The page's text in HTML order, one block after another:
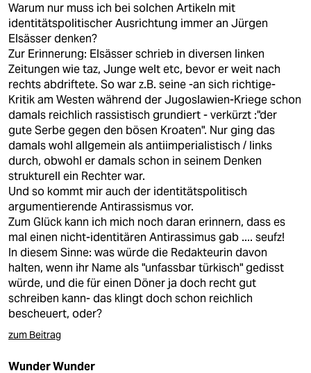
Warum nur muss ich bei solchen Artikeln mit
identitätspolitischer Ausrichtung immer an Jürgen
Elsässer denken?
Zur Erinnerung: Elsässer schrieb in diversen linken
Zeitungen wie taz, Junge welt etc, bevor er weit nach
rechts abdriftete. So war z.B. seine -an sich richtige-
Kritik am Westen während der Jugoslawien-Kriege schon
damals reichlich rassistisch grundiert - verkürzt :"der
gute Serbe gegen den bösen Kroaten". Nur ging das
damals wohl allgemein als antiimperialistisch / links
durch, obwohl er damals schon in seinem Denken
strukturell ein Rechter war.
Und so kommt mir auch der identitätspolitisch
argumentierende Antirassismus vor.
Zum Glück kann ich mich noch daran erinnern, dass es
mal einen nicht-identitären Antirassimus gab .... seufz!
In diesem Sinne: was würde die Redakteurin davon
halten, wenn ihr Name als "unfassbar türkisch" gedisst
würde, und die für einen Döner ja doch recht gut
schreiben kann- das klingt doch schon reichlich
bescheuert, oder?
zum Beitrag
Wunder Wunder